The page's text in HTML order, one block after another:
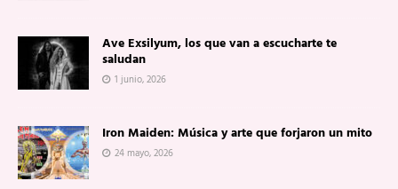
Ave Exsilyum, los que van a escucharte te
saludan
1 junio, 2026
Iron Maiden: Música y arte que forjaron un mito
24 mayo, 2026